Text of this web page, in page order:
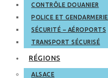
CONTRÔLE DOUANIER
POLICE ET GENDARMERIE
SÉCURITÉ – AÉROPORTS
TRANSPORT SÉCURISÉ
RÉGIONS
ALSACE